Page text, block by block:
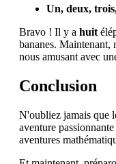
Un, deux,
Bravo ! Il y a huit
bananes. Maintenant,
nous amusant avec
Conclusion
N'oubliez jamais que
aventure
aventures